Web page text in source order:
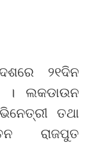
୨୧ଦିନ
। ଲକଡାଉନ
ତଥା
ରାଜପୁତ